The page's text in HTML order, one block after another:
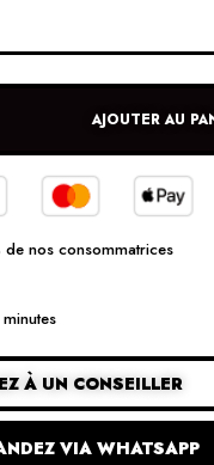
AJOUTER AU
nos consommatrices
À UN CONSEILLER
VIA WHATSAPP